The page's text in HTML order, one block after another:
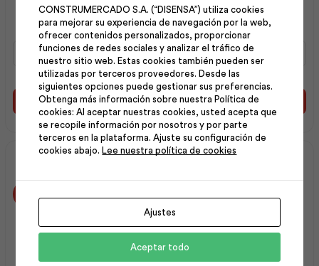
MiniLed | Sylvania
Luminaria
Emergencia
MiniLed
Sylvania
cantidad
Añadir al carrito
Plastigama
Caja
Rectangular
con
1u
|
Plastigama
cantidad
Añadir al carrito
CONSTRUMERCADO S.A. (“DISENSA”) utiliza cookies
para mejorar su experiencia de navegación por la web,
ofrecer contenidos personalizados, proporcionar
funciones de redes sociales y analizar el tráfico de
nuestro sitio web. Estas cookies también pueden ser
utilizadas por terceros proveedores. Desde las
siguientes opciones puede gestionar sus preferencias.
Obtenga más información sobre nuestra Política de
cookies: Al aceptar nuestras cookies, usted acepta que
se recopile información por nosotros y por parte
terceros en la plataforma. Ajuste su configuración de
cookies abajo.
Lee nuestra política de cookies
Ajustes
Aceptar todo